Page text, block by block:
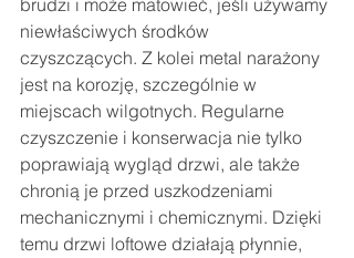
brudzi i może matowieć, jeśli używamy
niewłaściwych środków
czyszczących. Z kolei metal narażony
jest na korozję, szczególnie w
miejscach wilgotnych. Regularne
czyszczenie i konserwacja nie tylko
poprawiają wygląd drzwi, ale także
chronią je przed uszkodzeniami
mechanicznymi i chemicznymi. Dzięki
temu drzwi loftowe działają płynnie,